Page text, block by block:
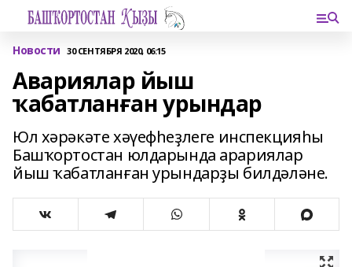
Новости 30 СЕНТЯБРЯ 2020, 06:15
Авариялар йыш
ҡабатланған урындар
Юл хәрәкәте хәүефһеҙлеге инспекцияһы
Башҡортостан юлдарында арариялар
йыш ҡабатланған урындарҙы билдәләне.